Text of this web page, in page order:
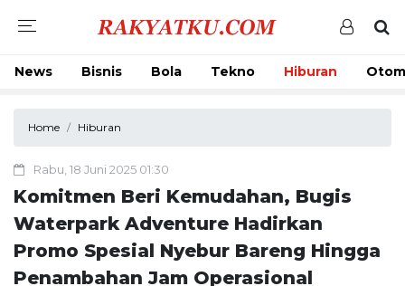
News Bisnis Bola Tekno Hiburan
Home Hiburan
Rabu, 18 Juni 2025 01:30
Komitmen Beri Kemudahan, Bugis
Waterpark Adventure Hadirkan
Promo Spesial Nyebur Bareng Hingga
Penambahan Jam Operasional